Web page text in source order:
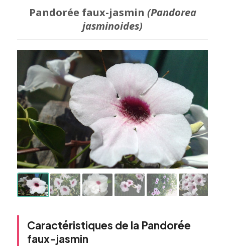
Pandorée faux-jasmin (Pandorea
jasminoides)
Caractéristiques de la Pandorée
faux-jasmin